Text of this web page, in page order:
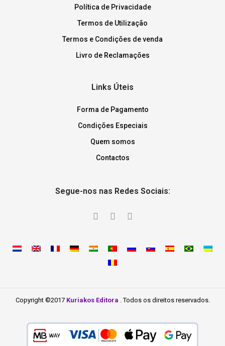
Política de Privacidade
Termos de Utilização
Termos e Condições de venda
Livro de Reclamações
Links Úteis
Forma de Pagamento
Condições Especiais
Quem somos
Contactos
Segue-nos nas Redes Sociais:
Copyright ©2017 Kuriakos Editora . Todos os direitos reservados.